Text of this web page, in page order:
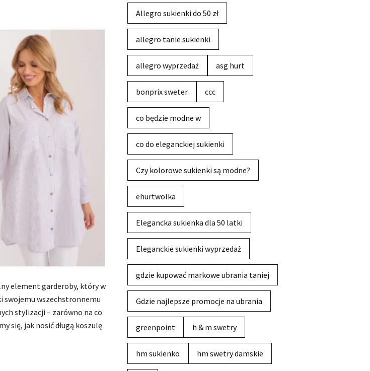
element garderoby, który w
swojemu wszechstronnemu
stylizacji – zarówno na co
się, jak nosić długą koszulę
Allegro sukienki do 50 zł
allegro tanie sukienki
allegro wyprzedaż asg hurt
bonprix sweter ccc
co będzie modne w
co do eleganckiej sukienki
Czy kolorowe sukienki są modne?
ehurtwolka
Elegancka sukienka dla 50 latki
Eleganckie sukienki wyprzedaż
gdzie kupować markowe ubrania taniej
Gdzie najlepsze promocje na ubrania
greenpoint h & m swetry
hm sukienko hm swetry damskie